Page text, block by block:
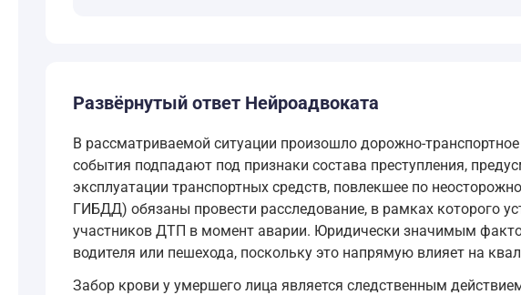
Развёрнутый ответ Нейроадвоката
В рассматриваемой ситуации произошло дорожно-
события подпадают под признаки состава преступления,
эксплуатации транспортных средств, повлекшее по
ГИБДД) обязаны провести расследование, в рамках которого
участников ДТП в момент аварии. Юридически значимым
водителя или пешехода, поскольку это напрямую влияет на
Забор крови у умершего лица является следственным